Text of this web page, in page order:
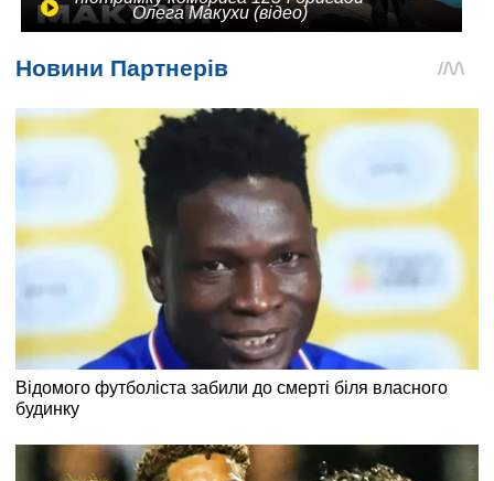
Олега Макухи (відео)